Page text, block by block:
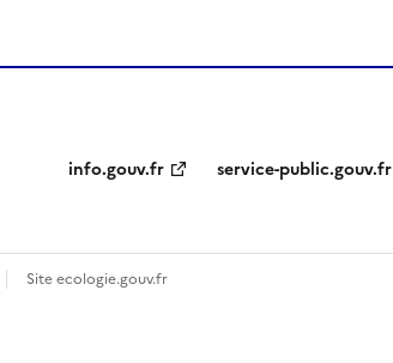
info.gouv.fr service-public.gouv.fr
Site ecologie.gouv.fr